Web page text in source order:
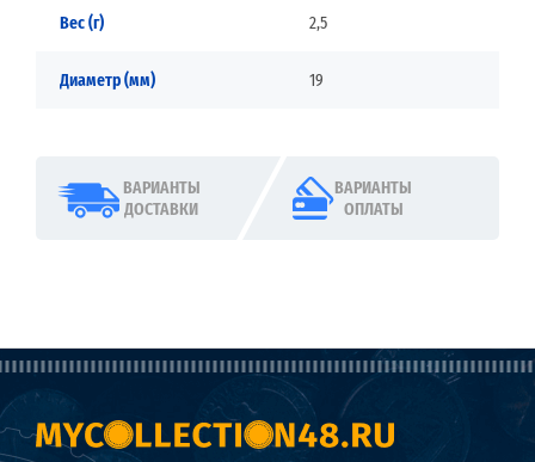
Вес (г) 2,5
Диаметр (мм) 19
ВАРИАНТЫ
ДОСТАВКИ
ВАРИАНТЫ
ОПЛАТЫ